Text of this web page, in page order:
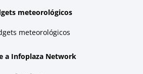
meteorológicos
meteorológicos
a Infoplaza Network